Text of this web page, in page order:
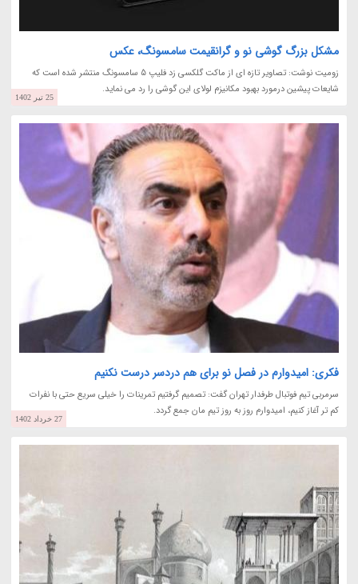
مشکل بزرگ گوشی نو و گرانقیمت سامسونگ، عکس
زومیت نوشت: تصاویر تازه ای از ماکت گلکسی زد فلیپ 5 سامسونگ منتشر شده است که
شایعات پیشین درمورد بهبود مکانیزم لولای این گوشی را رد می نماید.
25 تیر 1402
فکری: امیدوارم در فصل نو برای هم دردسر درست نکنیم
سرمربی تیم فوتبال طرفدار تهران گفت: تصمیم گرفتیم تمرینات را خیلی سریع حتی با نفرات
کم تر آغاز کنیم، امیدوارم روز به روز تیم مان جمع گردد.
27 خرداد 1402